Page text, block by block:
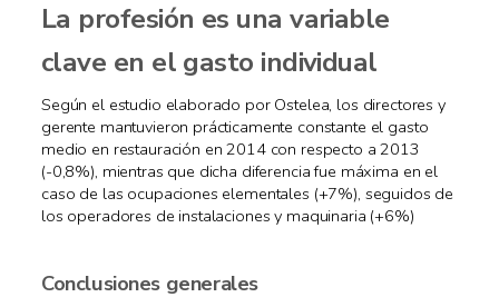
La profesión es una variable
clave en el gasto individual
Según el estudio elaborado por Ostelea, los directores y
gerente mantuvieron prácticamente constante el gasto
medio en restauración en 2014 con respecto a 2013
(-0,8%), mientras que dicha diferencia fue máxima en el
caso de las ocupaciones elementales (+7%), seguidos de
los operadores de instalaciones y maquinaria (+6%)
Conclusiones generales